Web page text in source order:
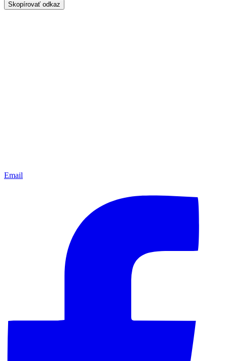
Skopírovať odkaz
Email